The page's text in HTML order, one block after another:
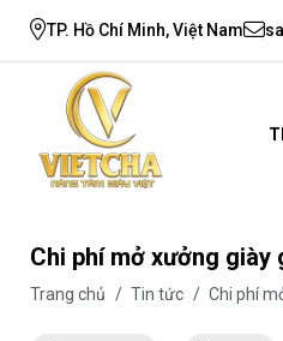
TP. Hồ Chí Minh, Việt Nam
Chi phí mở xưởng giày
Trang chủ / Tin tức / Chi phí